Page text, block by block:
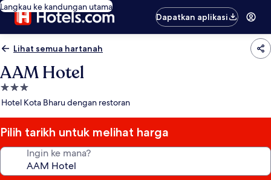
Langkau ke kandungan utama
Dapatkan aplikasi
Lihat semua hartanah
AAM Hotel
Hartanah
3.0
Hotel Kota Bharu dengan restoran
Pilih tarikh untuk melihat harga
Ingin ke mana?